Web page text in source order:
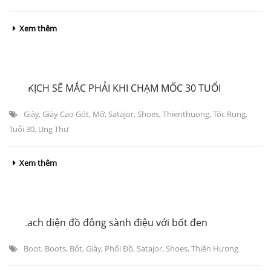
Xem thêm
4 BI KỊCH SẼ MẮC PHẢI KHI CHẠM MỐC 30 TUỔI
Giày, Giày Cao Gót, Mỡ, Satajor, Shoes, Thienthuong, Tóc Rụng,
Tuổi 30, Ung Thư
Xem thêm
12 cách diện đồ đông sành điệu với bốt đen
Boot, Boots, Bốt, Giày, Phối Đồ, Satajor, Shoes, Thiên Hương